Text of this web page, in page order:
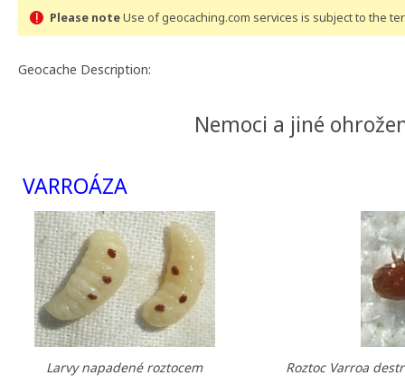
Please noteUse of geocaching.com services is subject to the
Geocache Description:
Nemoci a jiné
VARROÁZA
Larvy napadené roztocem Roztoc Varroa